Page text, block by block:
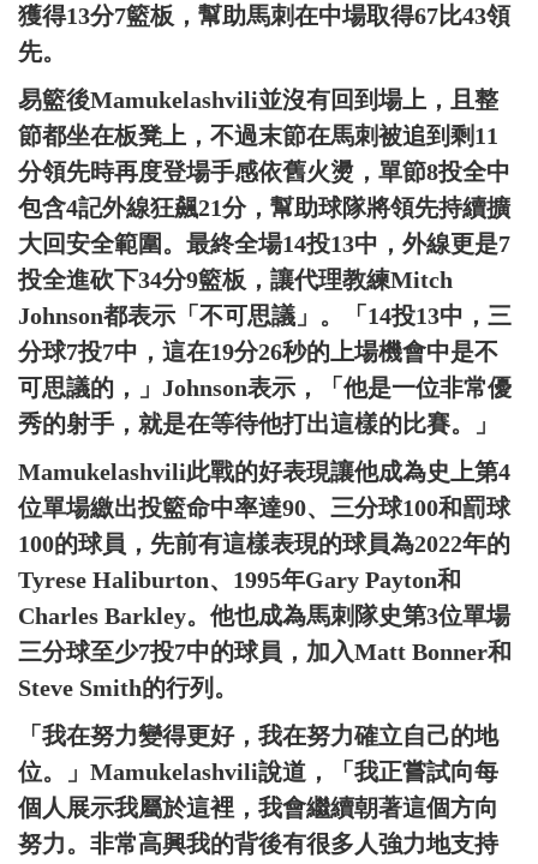
獲得13分7籃板，幫助馬刺在中場取得67比43領
先。
易籃後Mamukelashvili並沒有回到場上，且整
節都坐在板凳上，不過末節在馬刺被追到剩11
分領先時再度登場手感依舊火燙，單節8投全中
包含4記外線狂飆21分，幫助球隊將領先持續擴
大回安全範圍。最終全場14投13中，外線更是7
投全進砍下34分9籃板，讓代理教練Mitch
Johnson都表示「不可思議」。「14投13中，三
分球7投7中，這在19分26秒的上場機會中是不
可思議的，」Johnson表示，「他是一位非常優
秀的射手，就是在等待他打出這樣的比賽。」
Mamukelashvili此戰的好表現讓他成為史上第4
位單場繳出投籃命中率達90、三分球100和罰球
100的球員，先前有這樣表現的球員為2022年的
Tyrese Haliburton、1995年Gary Payton和
Charles Barkley。他也成為馬刺隊史第3位單場
三分球至少7投7中的球員，加入Matt Bonner和
Steve Smith的行列。
「我在努力變得更好，我在努力確立自己的地
位。」Mamukelashvili說道，「我正嘗試向每
個人展示我屬於這裡，我會繼續朝著這個方向
努力。非常高興我的背後有很多人強力地支持